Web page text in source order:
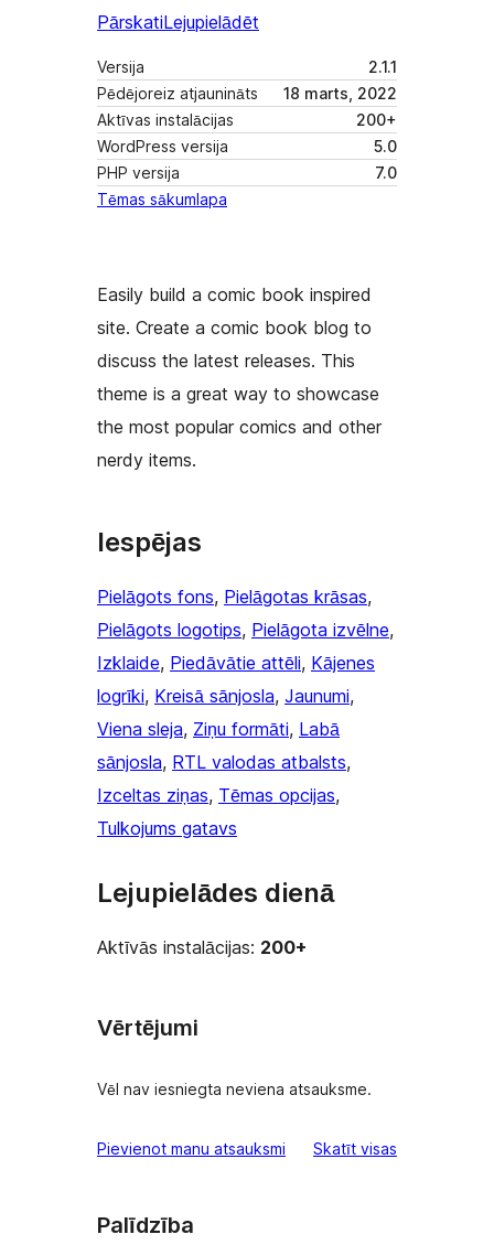
PārskatiLejupielādēt
Versija
2.1.1
Pēdējoreiz atjaunināts
18 marts, 2022
Aktīvas instalācijas
200+
WordPress versija
5.0
PHP versija
7.0
Tēmas sākumlapa
Easily build a comic book inspired
site. Create a comic book blog to
discuss the latest releases. This
theme is a great way to showcase
the most popular comics and other
nerdy items.
Iespējas
Pielāgots fons, Pielāgotas krāsas
Pielāgots logotips, Pielāgota izvēlne
Izklaide, Piedāvātie attēli, Kājenes
logrīki, Kreisā sānjosla, Jaunumi
Viena sleja, Ziņu formāti, Labā
sānjosla, RTL valodas atbalsts
Izceltas ziņas, Tēmas opcijas
Tulkojums gatavs
Lejupielādes dienā
Aktīvās instalācijas: 200+
Vērtējumi
Vēl nav iesniegta neviena atsauksme.
Pievienot manu atsauksmi Skatīt visas
Palīdzība